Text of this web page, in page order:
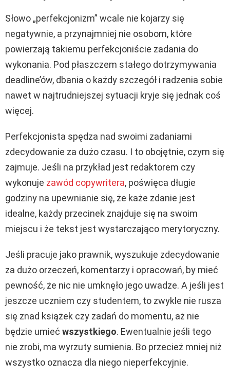
Słowo „perfekcjonizm” wcale nie kojarzy się
negatywnie, a przynajmniej nie osobom, które
powierzają takiemu perfekcjoniście zadania do
wykonania. Pod płaszczem stałego dotrzymywania
deadline’ów, dbania o każdy szczegół i radzenia sobie
nawet w najtrudniejszej sytuacji kryje się jednak coś
więcej.
Perfekcjonista spędza nad swoimi zadaniami
zdecydowanie za dużo czasu. I to obojętnie, czym się
zajmuje. Jeśli na przykład jest redaktorem czy
wykonuje zawód copywritera, poświęca długie
godziny na upewnianie się, że każe zdanie jest
idealne, każdy przecinek znajduje się na swoim
miejscu i że tekst jest wystarczająco merytoryczny.
Jeśli pracuje jako prawnik, wyszukuje zdecydowanie
za dużo orzeczeń, komentarzy i opracowań, by mieć
pewność, że nic nie umknęło jego uwadze. A jeśli jest
jeszcze uczniem czy studentem, to zwykle nie rusza
się znad książek czy zadań do momentu, aż nie
będzie umieć wszystkiego. Ewentualnie jeśli tego
nie zrobi, ma wyrzuty sumienia. Bo przecież mniej niż
wszystko oznacza dla niego nieperfekcyjnie.